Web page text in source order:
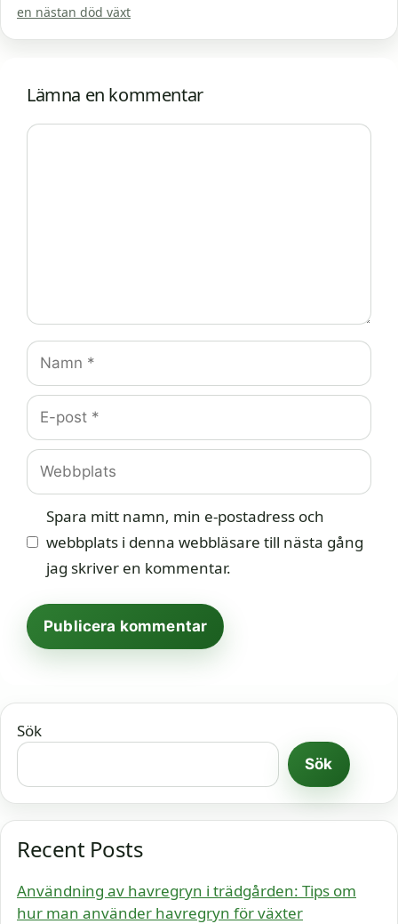
en nästan död växt
Lämna en kommentar
Kommentar
Namn
E-
post
Webbplats
Spara mitt namn, min e-postadress och
webbplats i denna webbläsare till nästa gång
jag skriver en kommentar.
Sök
Sök
Recent Posts
Användning av havregryn i trädgården: Tips om
hur man använder havregryn för växter